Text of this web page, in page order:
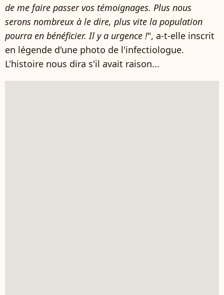
de me faire passer vos témoignages. Plus nous
serons nombreux à le dire, plus vite la population
pourra en bénéficier. Il y a urgence !", a-t-elle inscrit
en légende d'une photo de l'infectiologue.
L'histoire nous dira s'il avait raison...